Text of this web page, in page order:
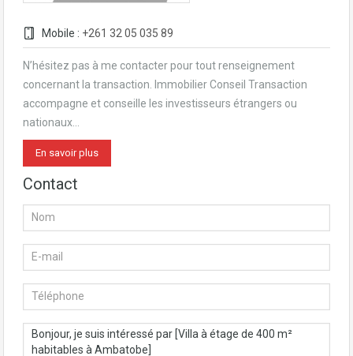
Mobile : +261 32 05 035 89
N’hésitez pas à me contacter pour tout renseignement
concernant la transaction. Immobilier Conseil Transaction
accompagne et conseille les investisseurs étrangers ou
nationaux…
En savoir plus
Contact